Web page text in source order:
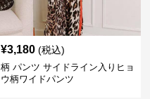
¥3,180 (税込)
柄 パンツ サイドライン入りヒョ
ウ柄ワイドパンツ